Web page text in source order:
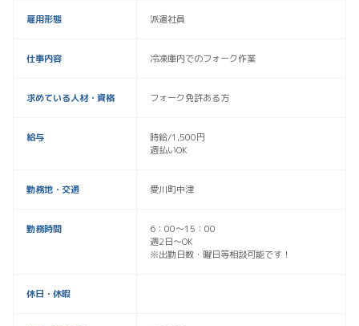
雇用形態 派遣社員
仕事内容 冷凍庫内でのフォーク作業
求めている人材・資格 フォーク免許ある方
給与
時給/1,500円
週払いOK
勤務地・交通 愛川町中津
勤務時間
6：00～15：00
週2日～OK
※出勤日数・曜日等相談可能です！
休日・休暇